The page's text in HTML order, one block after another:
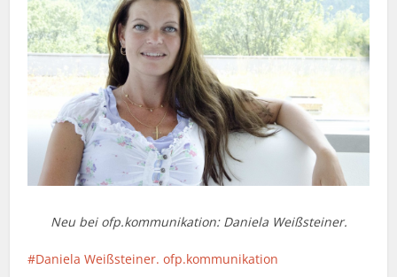
Neu bei ofp.kommunikation: Daniela Weißsteiner.
Daniela Weißsteiner. ofp.kommunikation